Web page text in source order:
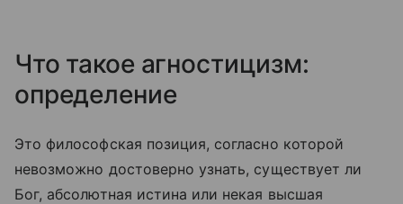
Что такое агностицизм:
определение
Это философская позиция, согласно которой
невозможно достоверно узнать, существует ли
Бог, абсолютная истина или некая высшая